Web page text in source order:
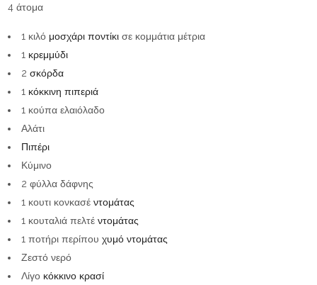
4 άτομα
1 κιλό μοσχάρι ποντίκι σε κομμάτια μέτρια
1 κρεμμύδι
2 σκόρδα
1 κόκκινη πιπεριά
1 κούπα ελαιόλαδο
Αλάτι
Πιπέρι
Κύμινο
2 φύλλα δάφνης
1 κουτι κονκασέντομάτας
1 κουταλιά πελτέντομάτας
1 ποτήρι περίπουχυμό ντομάτας
Ζεστό νερό
Λίγο κόκκινο κρασί